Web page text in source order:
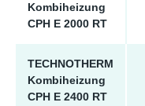
Kombiheizung
CPH E 2000 RT
TECHNOTHERM
Kombiheizung
CPH E 2400 RT